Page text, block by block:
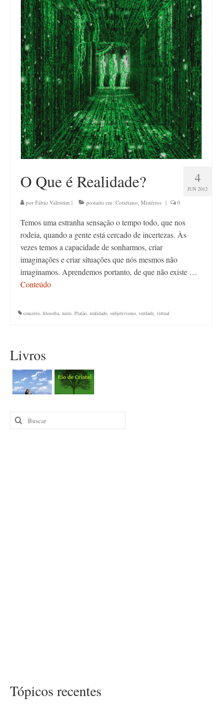
4
JUN 2012
O Que é Realidade?
por Fábio Valentim | postado em: Cotidiano, Mistérios | 0
Temos uma estranha sensação o tempo todo, que nos
rodeia, quando a gente está cercado de incertezas. Às
vezes temos a capacidade de sonharmos, criar
imaginações e criar situações que nós mesmos não
imaginamos. Aprendemos portanto, de que não existe …
Conteúdo
conceito, filosofia, mito, Platão, realidade, subjetivismo, verdade, virtual
Livros
Buscar
por:
Tópicos recentes